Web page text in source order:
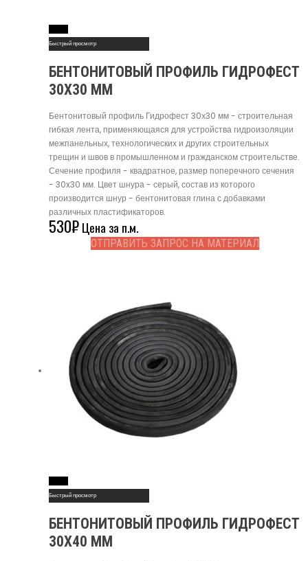
Быстрый просмотр
БЕНТОНИТОВЫЙ ПРОФИЛЬ ГИДРОФЕСТ
30Х30 ММ
Бентонитовый профиль Гидрофест 30х30 мм - строительная
гибкая лента, применяющаяся для устройства гидроизоляции
межпанельных, технологических и других строительных
трещин и швов в промышленном и гражданском строительстве.
Сечение профиля - квадратное, размер поперечного сечения
- 30x30 мм. Цвет шнура - серый, состав из которого
производится шнур - бентонитовая глина с добавками
различных пластификаторов.
530₽Цена за п.м.
ОТПРАВИТЬ ЗАПРОС НА МАТЕРИАЛ
Быстрый просмотр
БЕНТОНИТОВЫЙ ПРОФИЛЬ ГИДРОФЕСТ
30Х40 ММ